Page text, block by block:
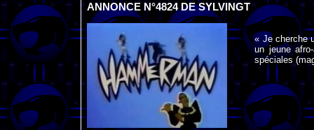
ANNONCE N°4824 DE SYLVINGT
« Je cherche
un jeune
spéciales